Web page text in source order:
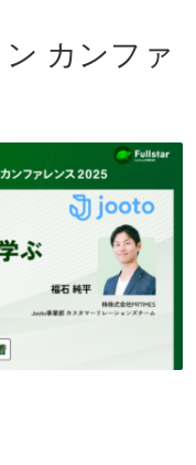
カンファ